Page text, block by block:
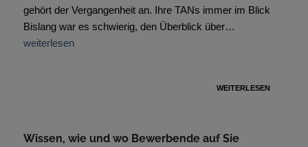
gehört der Vergangenheit an. Ihre TANs immer im Blick
Bislang war es schwierig, den Überblick über…
weiterlesen
WEITERLESEN
Wissen, wie und wo Bewerbende auf Sie